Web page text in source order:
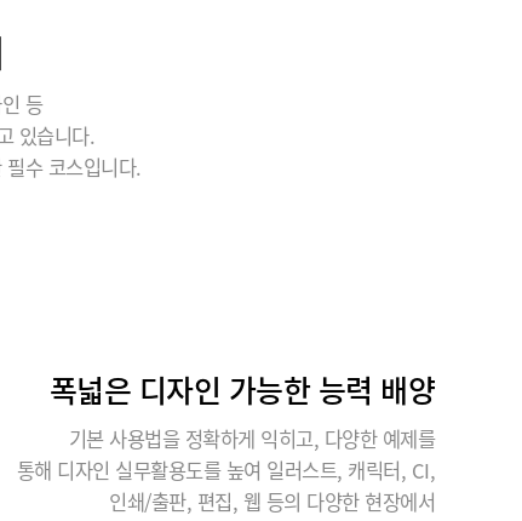
등
있습니다.
수 코스입니다.
폭넓은 디자인 가능한 능력 배양
기본 사용법을 정확하게 익히고, 다양한 예제를
통해 디자인 실무활용도를 높여 일러스트, 캐릭터, CI,
인쇄/출판, 편집, 웹 등의 다양한 현장에서